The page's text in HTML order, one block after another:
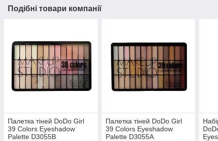
Подібні товари компанії
Палетка тіней DoDo Girl
39 Colors Eyeshadow
Palette D3055B
Палетка тіней DoDo Girl
39 Colors Eyeshadow
Palette D3055A